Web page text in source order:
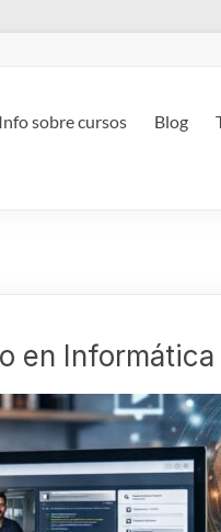
Info sobre cursos Blog
en